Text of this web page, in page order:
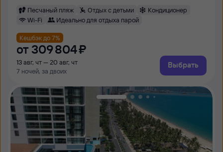
Песчаный пляж Отдых с детьми
Кондиционер
Wi-Fi
Идеально для отдыха парой
Кешбэк до 7%
от 309 ⁠804 ⁠₽
13 авг, чт — 20 авг, чт
7 ночей, за двоих
Выбрать